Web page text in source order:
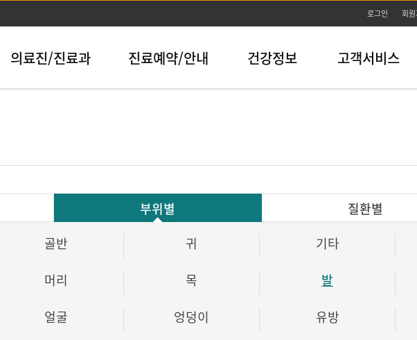
본문바로가기
로그인 회
의료진/진료과 진료예약/안내 건강정보 고객서비스
부위별
골반 귀 기타
머리 목 발
얼굴 엉덩이 유방
질환별